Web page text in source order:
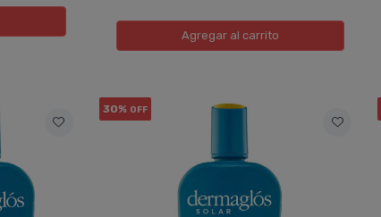
Agregaral carrito
30% OFF